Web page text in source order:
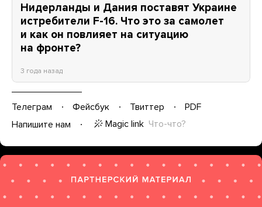
Нидерланды и Дания поставят Украине
истребители F-16. Что это за самолет
и как он повлияет на ситуацию
на фронте?
3 года назад
Телеграм Фейсбук Твиттер
PDF
Напишите нам
Magic link Что-что?